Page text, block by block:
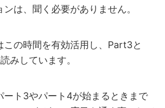
は、聞く必要がありません。
この時間を有効活用し、Part3と
みしています。
ート3やパート4が始まるときまで